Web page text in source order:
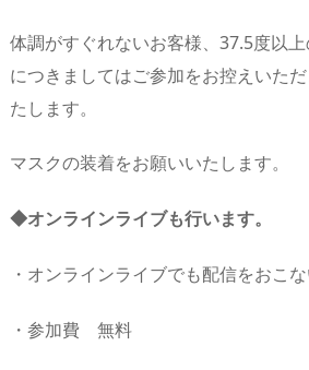
体調がすぐれないお客様、37.5度以
につきましてはご参加をお控えいた
たします。
マスクの装着をお願いいたします。
◆オンラインライブも行います。
・オンラインライブでも配信をおこな
・参加費 無料